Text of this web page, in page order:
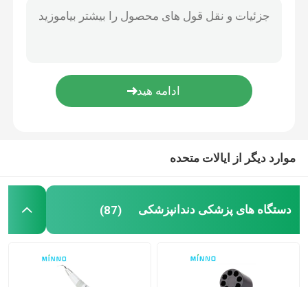
سیستم انسداد
موارد دیگر از ایالات متحده
دستگاه های پزشکی دندانپزشکی (87)